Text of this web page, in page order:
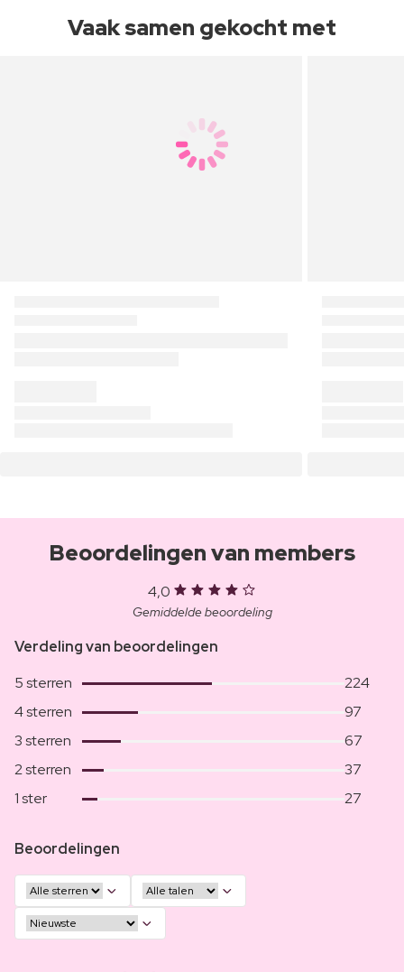
Vaak samen gekocht met
Beoordelingen van members
4,0
Gemiddelde beoordeling
Verdeling van beoordelingen
5 sterren
224
4 sterren
97
3 sterren
67
2 sterren
37
1 ster
27
Beoordelingen